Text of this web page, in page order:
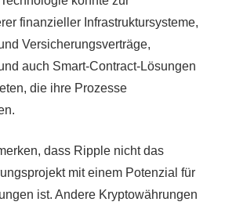
finanzieller Infrastruktursysteme,
Versicherungsverträge,
auch Smart-Contract-Lösungen
die ihre Prozesse
dass Ripple nicht das
mit einem Potenzial für
ist. Andere Kryptowährungen